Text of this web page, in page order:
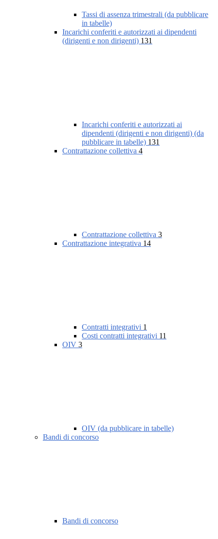
Tassi di assenza trimestrali (da pubblicare
in tabelle)
Incarichi conferiti e autorizzati ai dipendenti
(dirigenti e non dirigenti) 131
Incarichi conferiti e autorizzati ai
dipendenti (dirigenti e non dirigenti) (da
pubblicare in tabelle) 131
Contrattazione collettiva 4
Contrattazione collettiva 3
Contrattazione integrativa 14
Contratti integrativi 1
Costi contratti integrativi 11
OIV 3
OIV (da pubblicare in tabelle)
Bandi di concorso
Bandi di concorso